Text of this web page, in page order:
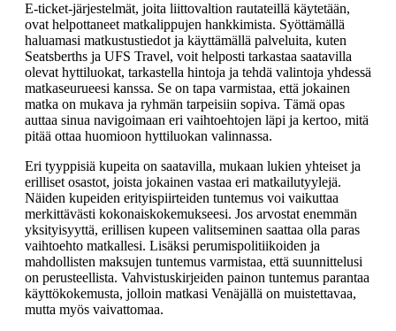
E-ticket-järjestelmät, joita liittovaltion rautateillä käytetään,
ovat helpottaneet matkalippujen hankkimista. Syöttämällä
haluamasi matkustustiedot ja käyttämällä palveluita, kuten
Seatsberths ja UFS Travel, voit helposti tarkastaa saatavilla
olevat hyttiluokat, tarkastella hintoja ja tehdä valintoja yhdessä
matkaseurueesi kanssa. Se on tapa varmistaa, että jokainen
matka on mukava ja ryhmän tarpeisiin sopiva. Tämä opas
auttaa sinua navigoimaan eri vaihtoehtojen läpi ja kertoo, mitä
pitää ottaa huomioon hyttiluokan valinnassa.
Eri tyyppisiä kupeita on saatavilla, mukaan lukien yhteiset ja
erilliset osastot, joista jokainen vastaa eri matkailutyylejä.
Näiden kupeiden erityispiirteiden tuntemus voi vaikuttaa
merkittävästi kokonaiskokemukseesi. Jos arvostat enemmän
yksityisyyttä, erillisen kupeen valitseminen saattaa olla paras
vaihtoehto matkallesi. Lisäksi perumispolitiikoiden ja
mahdollisten maksujen tuntemus varmistaa, että suunnittelusi
on perusteellista. Vahvistuskirjeiden painon tuntemus parantaa
käyttökokemusta, jolloin matkasi Venäjällä on muistettavaa,
mutta myös vaivattomaa.